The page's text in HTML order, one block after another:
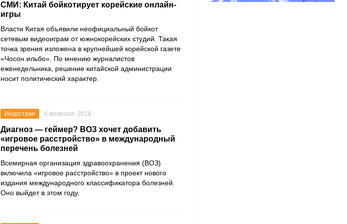
СМИ: Китай бойкотирует корейские онлайн-
игры
Власти Китая объявили неофициальный бойкот
сетевым видеоиграм от южнокорейских студий. Такая
точка зрения изложена в крупнейшей корейской газете
«Чосон ильбо». По мнению журналистов
еженедельника, решение китайской администрации
носит политический характер.
Индустрия 6 февраля, 2018
Диагноз — геймер? ВОЗ хочет добавить
«игровое расстройство» в международный
перечень болезней
Всемирная организация здравоохранения (ВОЗ)
включила «игровое расстройство» в проект нового
издания международного классификатора болезней.
Оно выйдет в этом году.